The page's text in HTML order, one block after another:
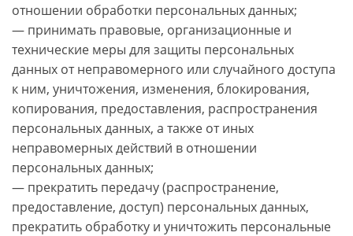
отношении обработки персональных данных;
— принимать правовые, организационные и
технические меры для защиты персональных
данных от неправомерного или случайного доступа
к ним, уничтожения, изменения, блокирования,
копирования, предоставления, распространения
персональных данных, а также от иных
неправомерных действий в отношении
персональных данных;
— прекратить передачу (распространение,
предоставление, доступ) персональных данных,
прекратить обработку и уничтожить персональные